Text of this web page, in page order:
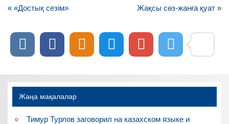
Навигация
записям
« «Достық сезім» Жақсы сөз-жанға қуат »
Жаңа мақалалар
Тимур Турлов заговорил на казахском языке и